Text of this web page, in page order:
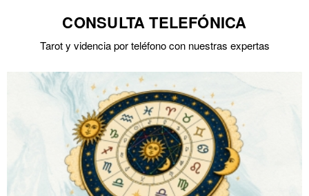
CONSULTA TELEFÓNICA
Tarot y videncia por teléfono con nuestras expertas